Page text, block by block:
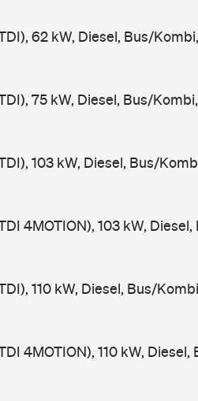
62 kW, Diesel, Bus/
75 kW, Diesel, Bus/
103 kW, Diesel, Bus/
4MOTION), 103 kW,
110 kW, Diesel, Bus/
4MOTION), 110 kW,